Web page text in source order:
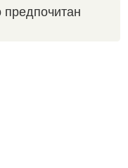
предпочитан